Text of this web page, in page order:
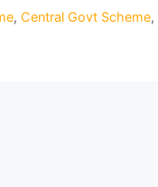
, Central Govt Scheme,